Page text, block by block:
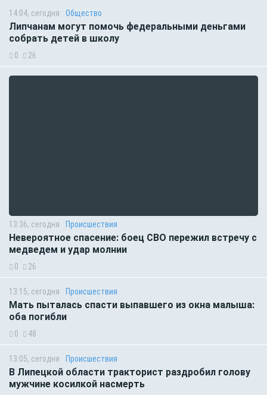
14:04, сегодня Общество
Липчанам могут помочь федеральными деньгами
собрать детей в школу
0 26
13:36, сегодня Происшествия
Невероятное спасение: боец СВО пережил встречу с
медведем и удар молнии
0 26
13:15, сегодня Происшествия
Мать пыталась спасти выпавшего из окна малыша:
оба погибли
0 48
13:05, сегодня Происшествия
В Липецкой области тракторист раздробил голову
мужчине косилкой насмерть